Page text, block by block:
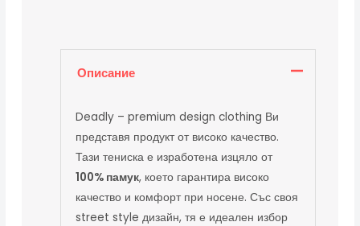
Описание
Deadly – premium design clothing Ви
представя продукт от високо качество.
Тази тениска е изработена изцяло от
100% памук, което гарантира високо
качество и комфорт при носене. Със своя
street style дизайн, тя е идеален избор